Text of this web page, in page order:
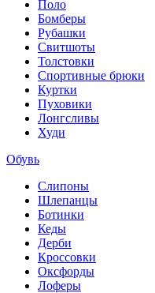
Поло
Бомберы
Рубашки
Свитшоты
Толстовки
Спортивные брюки
Куртки
Пуховики
Лонгсливы
Худи
Обувь
Слипоны
Шлепанцы
Ботинки
Кеды
Дерби
Кроссовки
Оксфорды
Лоферы